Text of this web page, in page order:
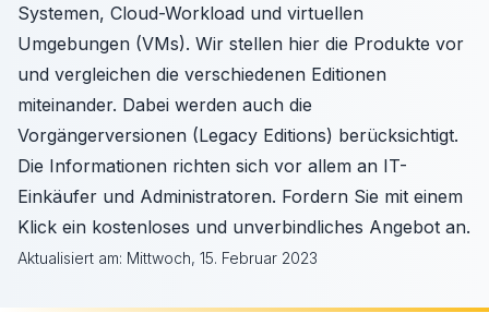
Systemen, Cloud-Workload und virtuellen
Umgebungen (VMs). Wir stellen hier die Produkte vor
und vergleichen die verschiedenen Editionen
miteinander. Dabei werden auch die
Vorgängerversionen (Legacy Editions) berücksichtigt.
Die Informationen richten sich vor allem an IT-
Einkäufer und Administratoren. Fordern Sie mit einem
Klick ein kostenloses und unverbindliches Angebot an.
Aktualisiert am: Mittwoch, 15. Februar 2023